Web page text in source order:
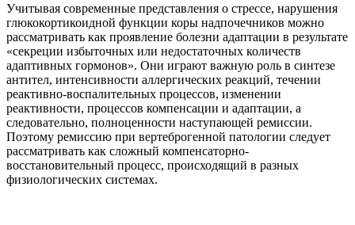
Учитывая современные представления о стрессе, нарушения
глюкокортикоидной функции коры надпочечников можно
рассматривать как проявление болезни адаптации в результате
«секреции избыточных или недостаточных количеств
адаптивных гормонов». Они играют важную роль в синтезе
антител, интенсивности аллергических реакций, течении
реактивно-воспалительных процессов, изменении
реактивности, процессов компенсации и адаптации, а
следовательно, полноценности наступающей ремиссии.
Поэтому ремиссию при вертеброгенной патологии следует
рассматривать как сложный компенсаторно-
восстановительный процесс, происходящий в разных
физиологических системах.